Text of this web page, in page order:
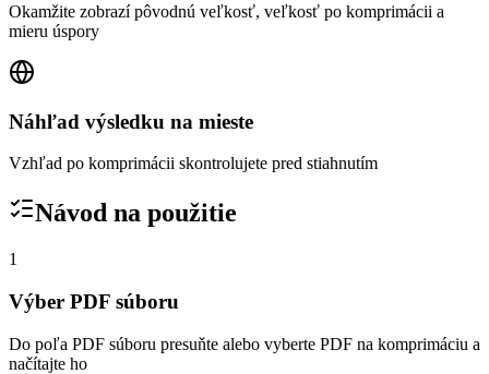
Okamžite zobrazí pôvodnú veľkosť, veľkosť po komprimácii a
mieru úspory
Náhľad výsledku na mieste
Vzhľad po komprimácii skontrolujete pred stiahnutím
Návod na použitie
1
Výber PDF súboru
Do poľa PDF súboru presuňte alebo vyberte PDF na komprimáciu a
načítajte ho